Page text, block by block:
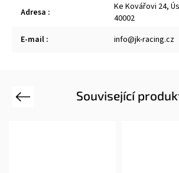
Adresa :
Ke Kovářovi 24,
40002
E-mail : info@jk-racing.cz
Související
Previous